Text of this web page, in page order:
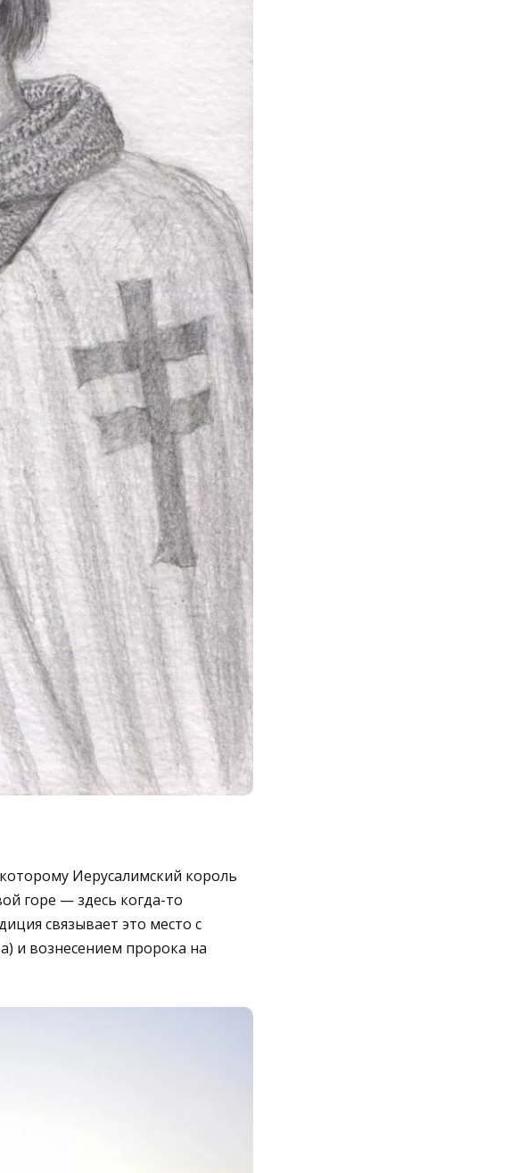
Иерусалимский король
горе — здесь когда-то
связывает это место с
и вознесением пророка на